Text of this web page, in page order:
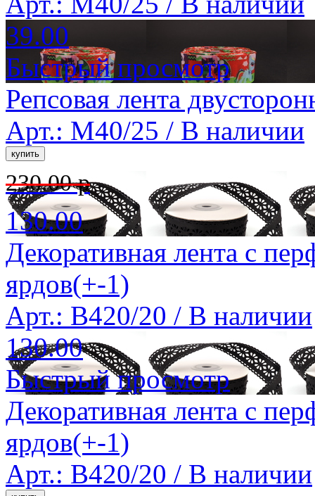
39.00
Быстрый просмотр
Репсовая лента
Арт.: M40/25 / В наличии
230.00 р
130.00
Декоративная лента с
ярдов(+-1)
Арт.: B420/20 / В наличии
130.00
Быстрый просмотр
Декоративная лента с
ярдов(+-1)
Арт.: B420/20 / В наличии